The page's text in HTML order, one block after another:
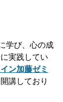
学び、心の成
実践してい
ン加藤ゼミ
講しており